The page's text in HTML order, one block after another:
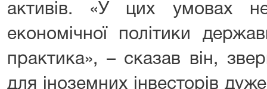
активів. «У цих умовах
економічної політики
практика», – сказав він,
для іноземних інвесторів